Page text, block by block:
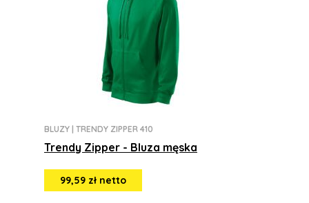
BLUZY TRENDY ZIPPER 410
Trendy Zipper - Bluza męska
99,59 zł netto